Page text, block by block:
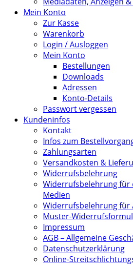
Mein Konto
Zur Kasse
Warenkorb
Login / Ausloggen
Mein Konto
Bestellungen
Downloads
Adressen
Konto-Details
Passwort vergessen
Kundeninfos
Kontakt
Infos zum
Zahlungsarten
Versandkosten &
Widerrufsbelehrung
Widerrufsbelehrung für
Medien
Widerrufsbelehrung für
Muster-
Impressum
AGB – Allgemeine
Datenschutzerklärung
Online-